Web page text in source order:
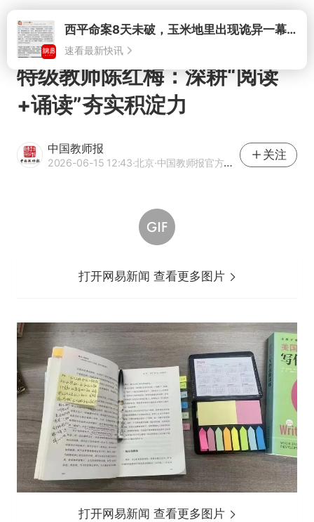
打开西平命案8天未破，玉米地里出现诡异一幕，我突然想起了欧金中
速看最新快讯
特级教师陈红梅：深耕“阅读
+诵读”夯实积淀力
中国教师报
2026-06-15 12:43·北京·中国教师报官方网易号
关注
打开网易新闻 查看更多图片
打开网易新闻 查看更多图片